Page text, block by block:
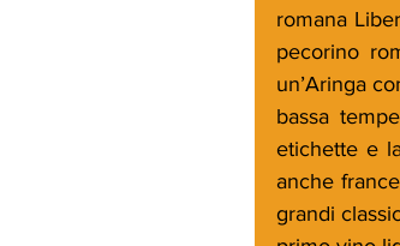
romana
pecorino
un’Aringa
bassa
etichette e
anche
grandi